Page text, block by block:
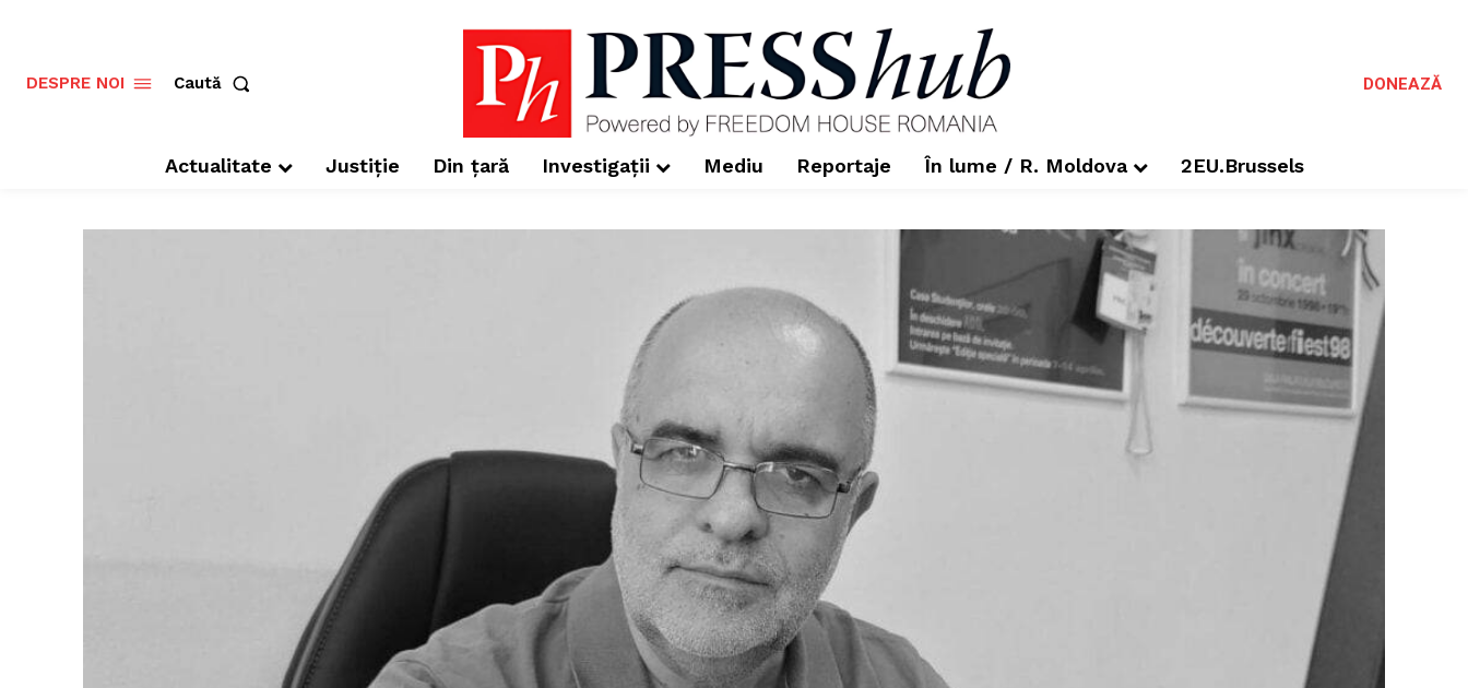
DESPRE NOI Caută DONEAZĂ
Actualitate Justiție Din țară Investigații Mediu Reportaje În lume / R. Moldova 2EU.Brussels